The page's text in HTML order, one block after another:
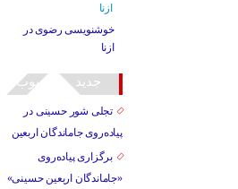
خوشنویسی رضوی در
ازنا
جدید محبوب
تجلی شور حسینی در
پیاده‌روی جاماندگان اربعین
برگزاری پیاده‌روی
«جاماندگان اربعین حسینی»